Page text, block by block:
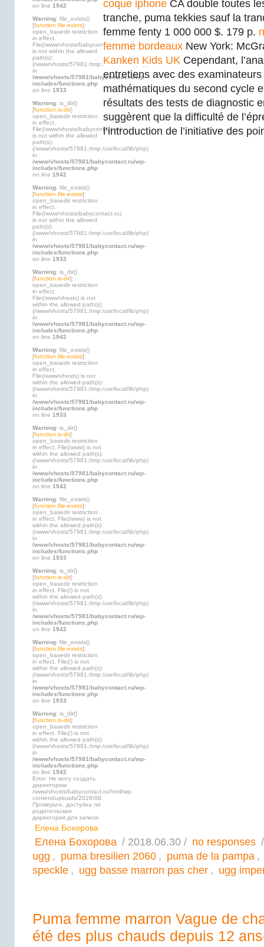
on line 1942
Warning: file_exists()
[function.file-exists]:
open_basedir restriction
in effect.
File(/www/vhosts/babycontact.ru/html)
is not within the allowed
path(s):
(/www/vhosts/57981:/tmp:/usr/local/lib/php)
in
/www/vhosts/57981/babycontact.ru/wp-
includes/functions.php
on line 1933
Warning: is_dir()
[function.is-dir]:
open_basedir restriction
in effect.
File(/www/vhosts/babycontact.ru)
is not within the allowed
path(s):
(/www/vhosts/57981:/tmp:/usr/local/lib/php)
in
/www/vhosts/57981/babycontact.ru/wp-
includes/functions.php
on line 1942
Warning: file_exists()
[function.file-exists]:
open_basedir restriction
in effect.
File(/www/vhosts/babycontact.ru)
is not within the allowed
path(s):
(/www/vhosts/57981:/tmp:/usr/local/lib/php)
in
/www/vhosts/57981/babycontact.ru/wp-
includes/functions.php
on line 1933
Warning: is_dir()
[function.is-dir]:
open_basedir restriction
in effect.
File(/www/vhosts) is not
within the allowed path(s):
(/www/vhosts/57981:/tmp:/usr/local/lib/php)
in
/www/vhosts/57981/babycontact.ru/wp-
includes/functions.php
on line 1942
Warning: file_exists()
[function.file-exists]:
open_basedir restriction
in effect.
File(/www/vhosts) is not
within the allowed path(s):
(/www/vhosts/57981:/tmp:/usr/local/lib/php)
in
/www/vhosts/57981/babycontact.ru/wp-
includes/functions.php
on line 1933
Warning: is_dir()
[function.is-dir]:
open_basedir restriction
in effect. File(/www) is not
within the allowed path(s):
(/www/vhosts/57981:/tmp:/usr/local/lib/php)
in
/www/vhosts/57981/babycontact.ru/wp-
includes/functions.php
on line 1942
Warning: file_exists()
[function.file-exists]:
open_basedir restriction
in effect. File(/www) is not
within the allowed path(s):
(/www/vhosts/57981:/tmp:/usr/local/lib/php)
in
/www/vhosts/57981/babycontact.ru/wp-
includes/functions.php
on line 1933
Warning: is_dir()
[function.is-dir]:
open_basedir restriction
in effect. File(/) is not
within the allowed path(s):
(/www/vhosts/57981:/tmp:/usr/local/lib/php)
in
/www/vhosts/57981/babycontact.ru/wp-
includes/functions.php
on line 1942
Warning: file_exists()
[function.file-exists]:
open_basedir restriction
in effect. File(/) is not
within the allowed path(s):
(/www/vhosts/57981:/tmp:/usr/local/lib/php)
in
/www/vhosts/57981/babycontact.ru/wp-
includes/functions.php
on line 1933
Warning: is_dir()
[function.is-dir]:
open_basedir restriction
in effect. File(/) is not
within the allowed path(s):
(/www/vhosts/57981:/tmp:/usr/local/lib/php)
in
/www/vhosts/57981/babycontact.ru/wp-
includes/functions.php
on line 1942
Error: Не могу создать
директорию
/www/vhosts/babycontact.ru/html/wp-
content/uploads/2026/08.
Проверьте, доступна ли
родительская
директория для записи.
Елена Бохорова
coque iphone CA double toutes
tranche, puma tekkies sauf la
femme fenty 1 000 000 $. 179 p.
femme bordeaux New York:
Kanken Kids UK Cependant,
entretiens avec des
mathématiques du second cycle
résultats des tests de diagnostic
suggèrent que la difficulté de
l’introduction de l’initiative des
Елена Бохорова / 2018.06.30 / no responses
ugg , puma bresilien 2060 , puma de la pampa ,
speckle , ugg basse marron pas cher , ugg
Puma femme marron Vague de
été des plus chauds depuis 12